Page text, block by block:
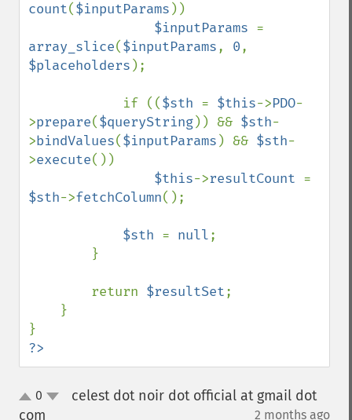
count($inputParams ))
$inputParams
array_slice($inputParams, 0
$placeholders );
            if ((
$sth = $this->PDO-
>prepare($queryString)) && $sth-
>bindValues($inputParams ) && $sth-
>execute())
$this->resultCount
$sth->fetchColumn();
$sth = null;
        return
$resultSet;
?>
up0
celest dot noir dot official at gmail dot
com
2 months ago